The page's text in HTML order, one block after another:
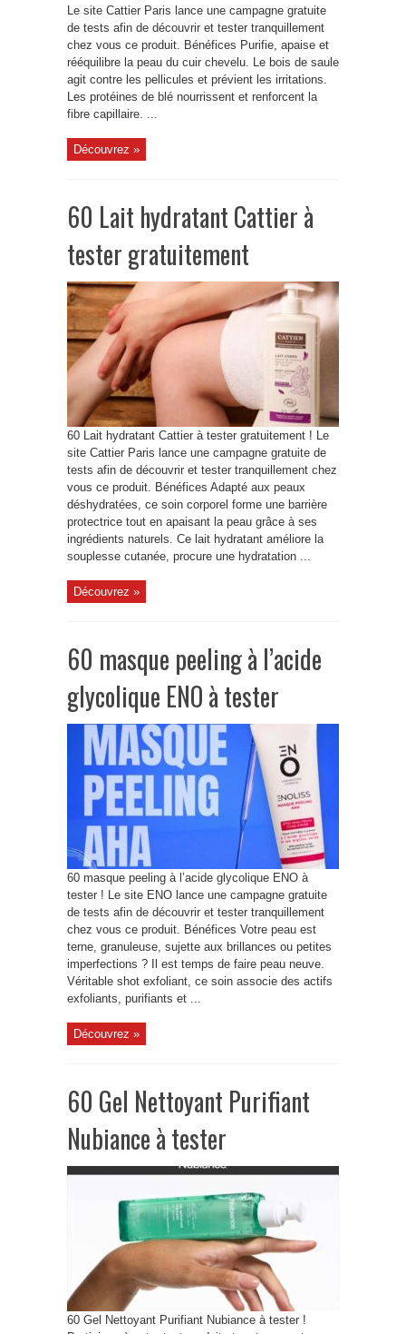
Le site Cattier Paris lance une campagne gratuite
de tests afin de découvrir et tester tranquillement
chez vous ce produit. Bénéfices Purifie, apaise et
rééquilibre la peau du cuir chevelu. Le bois de saule
agit contre les pellicules et prévient les irritations.
Les protéines de blé nourrissent et renforcent la
fibre capillaire. ...
Découvrez »
60 Lait hydratant Cattier à
tester gratuitement
60 Lait hydratant Cattier à tester gratuitement ! Le
site Cattier Paris lance une campagne gratuite de
tests afin de découvrir et tester tranquillement chez
vous ce produit. Bénéfices Adapté aux peaux
déshydratées, ce soin corporel forme une barrière
protectrice tout en apaisant la peau grâce à ses
ingrédients naturels. Ce lait hydratant améliore la
souplesse cutanée, procure une hydratation ...
Découvrez »
60 masque peeling à l’acide
glycolique ENO à tester
60 masque peeling à l’acide glycolique ENO à
tester ! Le site ENO lance une campagne gratuite
de tests afin de découvrir et tester tranquillement
chez vous ce produit. Bénéfices Votre peau est
terne, granuleuse, sujette aux brillances ou petites
imperfections ? Il est temps de faire peau neuve.
Véritable shot exfoliant, ce soin associe des actifs
exfoliants, purifiants et ...
Découvrez »
60 Gel Nettoyant Purifiant
Nubiance à tester
60 Gel Nettoyant Purifiant Nubiance à tester !